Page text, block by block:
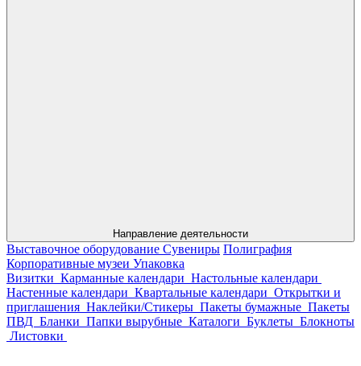
Направление деятельности
Выставочное оборудование Сувениры Полиграфия
Корпоративные музеи Упаковка
Визитки Карманные календари Настольные календари
Настенные календари Квартальные календари Открытки и
приглашения Наклейки/Стикеры Пакеты бумажные Пакеты
ПВД Бланки Папки вырубные Каталоги Буклеты Блокноты
Листовки